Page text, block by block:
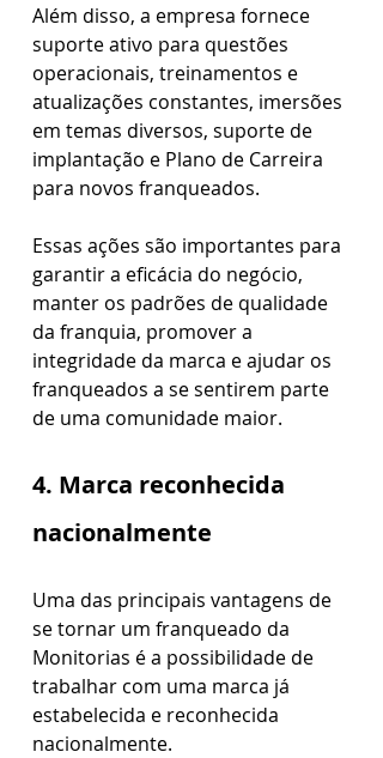
Além disso, a empresa fornece
suporte ativo para questões
operacionais, treinamentos e
atualizações constantes, imersões
em temas diversos, suporte de
implantação e Plano de Carreira
para novos franqueados.
Essas ações são importantes para
garantir a eficácia do negócio,
manter os padrões de qualidade
da franquia, promover a
integridade da marca e ajudar os
franqueados a se sentirem parte
de uma comunidade maior.
4. Marca reconhecida
nacionalmente
Uma das principais vantagens de
se tornar um franqueado da
Monitorias é a possibilidade de
trabalhar com uma marca já
estabelecida e reconhecida
nacionalmente.